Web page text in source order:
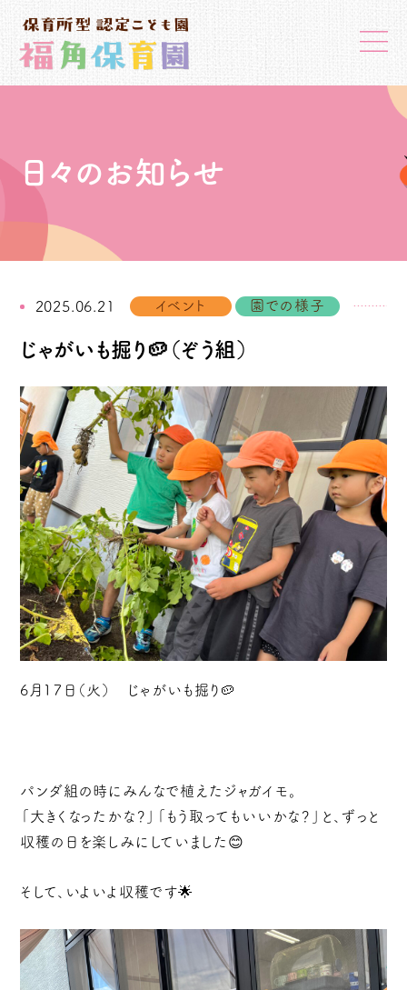
日々のお知らせ
2025.06.21 イベント 園での様子
じゃがいも掘り🥔（ぞう組）
6月１７日（火） じゃがいも掘り🥔
パンダ組の時にみんなで植えたジャガイモ。
「大きくなったかな？」「もう取ってもいいかな？」と、ずっと
収穫の日を楽しみにしていました😊
そして、いよいよ収穫です🌟